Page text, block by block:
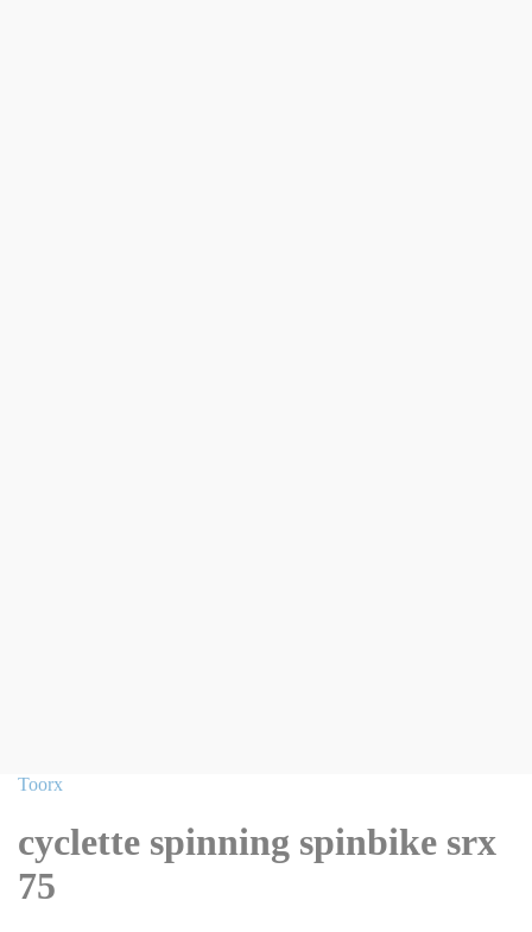
Vai
galleria
immagini
Toorx
cyclette spinning spinbike srx
75